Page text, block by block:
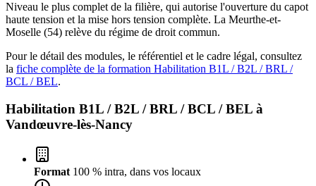
Niveau le plus complet de la filière, qui autorise l'ouverture du capot
haute tension et la mise hors tension complète. La Meurthe-et-
Moselle (54) relève du régime de droit commun.
Pour le détail des modules, le référentiel et le cadre légal, consultez
la fiche complète de la formation Habilitation B1L / B2L / BRL /
BCL / BEL.
Habilitation B1L / B2L / BRL / BCL / BEL à
Vandœuvre-lès-Nancy
Format 100 % intra, dans vos locaux